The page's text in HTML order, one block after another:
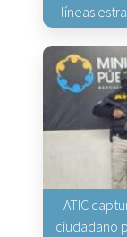
líneas
ATIC
ciudadano